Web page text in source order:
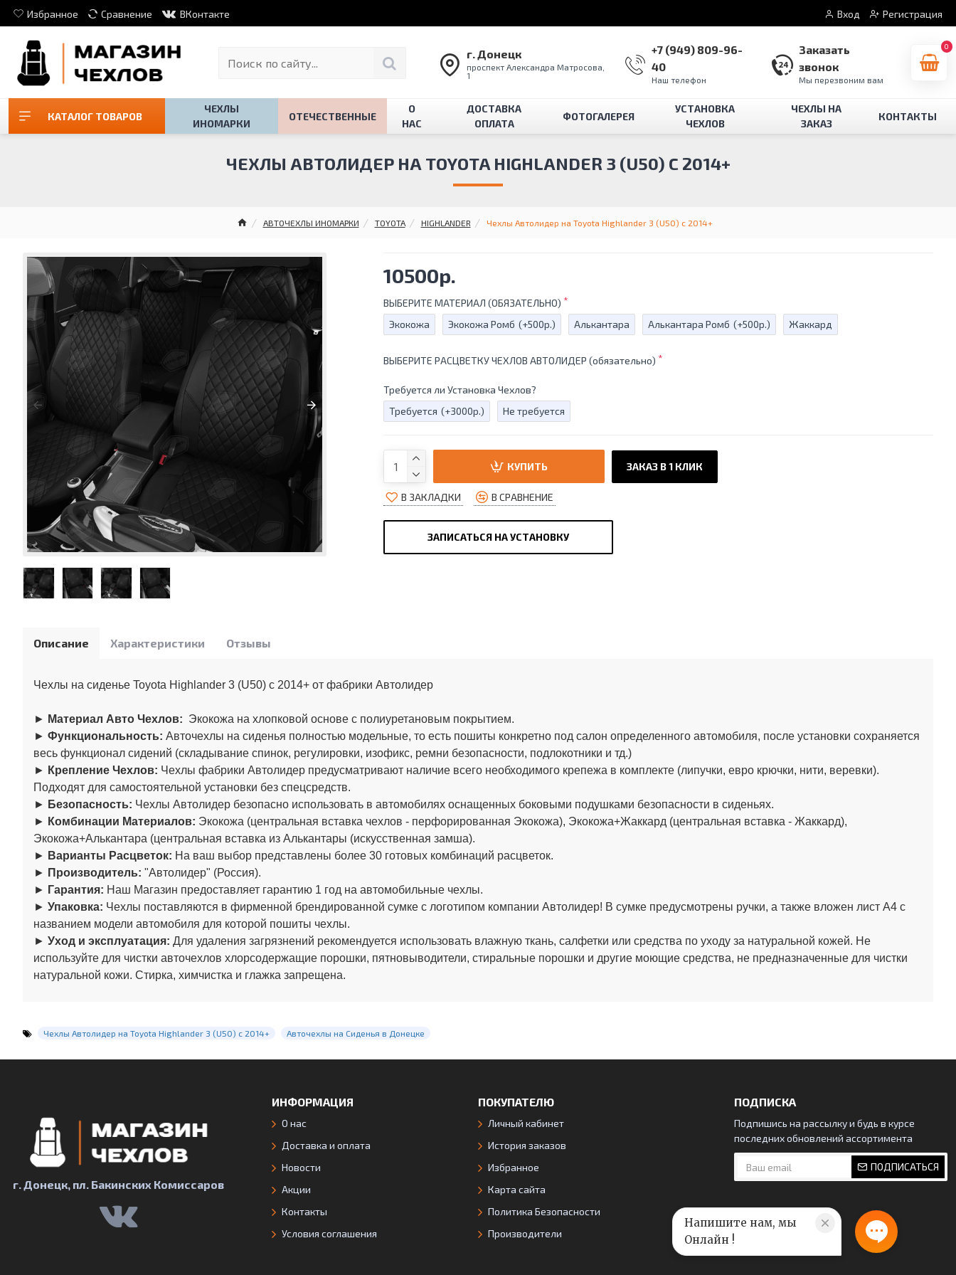
Избранное Сравнение ВКонтакте Вход Регистрация
г. Донецк
проспект Александра Матросова,
1
+7 (949) 809-96-
40
Наш телефон
Заказать
звонок
Мы перезвоним вам
0
КАТАЛОГ ТОВАРОВ
ЧЕХЛЫ
ИНОМАРКИ
ОТЕЧЕСТВЕННЫЕ
О
НАС
ДОСТАВКА
ОПЛАТА
ФОТОГАЛЕРЕЯ
УСТАНОВКА
ЧЕХЛОВ
ЧЕХЛЫ НА
ЗАКАЗ
КОНТАКТЫ
АВТОЧЕХЛЫ ИНОМАРКИ TOYOTA HIGHLANDER Чехлы Автолидер на Toyota Highlander 3 (U50) c 2014+
ЧЕХЛЫ АВТОЛИДЕР НА TOYOTA HIGHLANDER 3 (U50) C 2014+
10500р.
ВЫБЕРИТЕ МАТЕРИАЛ (ОБЯЗАТЕЛЬНО)
Экокожа
Экокожа Ромб (+500р.) Алькантара Алькантара Ромб (+500р.) Жаккард
ВЫБЕРИТЕ РАСЦВЕТКУ ЧЕХЛОВ АВТОЛИДЕР (обязательно)
Требуется ли Установка Чехлов?
Требуется (+3000р.) Не требуется
КУПИТЬ ЗАКАЗ В 1 КЛИК
В ЗАКЛАДКИ В СРАВНЕНИЕ
ЗАПИСАТЬСЯ НА УСТАНОВКУ
Описание Характеристики Отзывы
Чехлы на сиденье Toyota Highlander 3 (U50) c 2014+ от фабрики Автолидер
► Материал Авто Чехлов: Экокожа на хлопковой основе с полиуретановым покрытием.
► Функциональность: Авточехлы на сиденья полностью модельные, то есть пошиты конкретно под салон определенного автомобиля, после установки сохраняется
весь функционал сидений (складывание спинок, регулировки, изофикс, ремни безопасности, подлокотники и тд.)
► Крепление Чехлов: Чехлы фабрики Автолидер предусматривают наличие всего необходимого крепежа в комплекте (липучки, евро крючки, нити, веревки).
Подходят для самостоятельной установки без спецсредств.
► Безопасность: Чехлы Автолидер безопасно использовать в автомобилях оснащенных боковыми подушками безопасности в сиденьях.
► Комбинации Материалов: Экокожа (центральная вставка чехлов - перфорированная Экокожа), Экокожа+Жаккард (центральная вставка - Жаккард),
Экокожа+Алькантара (центральная вставка из Алькантары (искусственная замша).
► Варианты Расцветок: На ваш выбор представлены более 30 готовых комбинаций расцветок.
► Производитель: "Автолидер" (Россия).
► Гарантия: Наш Магазин предоставляет гарантию 1 год на автомобильные чехлы.
► Упаковка: Чехлы поставляются в фирменной брендированной сумке с логотипом компании Автолидер! В сумке предусмотрены ручки, а также вложен лист А4 с
названием модели автомобиля для которой пошиты чехлы.
► Уход и эксплуатация: Для удаления загрязнений рекомендуется использовать влажную ткань, салфетки или средства по уходу за натуральной кожей. Не
используйте для чистки авточехлов хлорсодержащие порошки, пятновыводители, стиральные порошки и другие моющие средства, не предназначенные для чистки
натуральной кожи. Стирка, химчистка и глажка запрещена.
Чехлы Автолидер на Toyota Highlander 3 (U50) c 2014+ Авточехлы на Сиденья в Донецке
г. Донецк, пл. Бакинских Комиссаров
ИНФОРМАЦИЯ
О нас
Доставка и оплата
Новости
Акции
Контакты
Условия соглашения
ПОКУПАТЕЛЮ
Личный кабинет
История заказов
Избранное
Карта сайта
Политика Безопасности
Производители
ПОДПИСКА
Подпишись на рассылку и будь в курсе
последних обновлений ассортимента
ПОДПИСАТЬСЯ
Напишите нам, мы
Онлайн !